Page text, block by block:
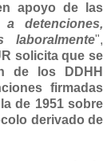
apoyo de las
a detenciones,
laboralmente",
solicita que se
de los DDHH
firmadas
de 1951 sobre
derivado de